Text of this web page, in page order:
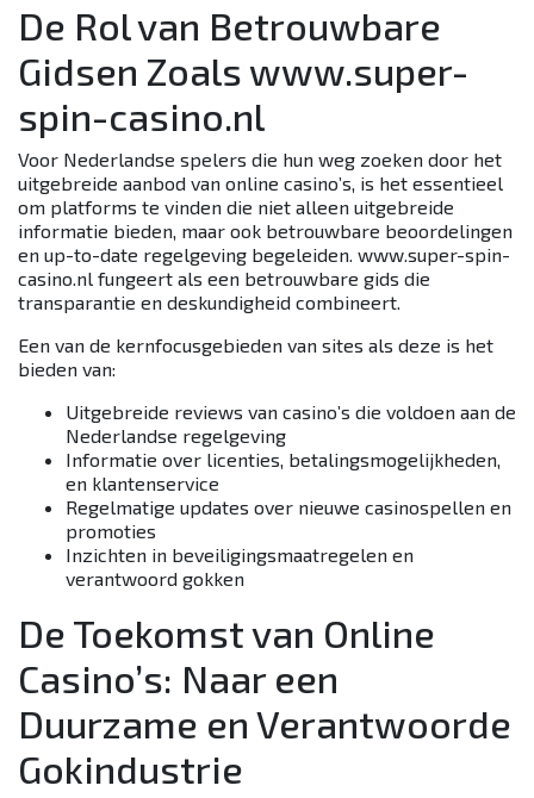
De Rol van Betrouwbare
Gidsen Zoals www.super-
spin-casino.nl
Voor Nederlandse spelers die hun weg zoeken door het
uitgebreide aanbod van online casino’s, is het essentieel
om platforms te vinden die niet alleen uitgebreide
informatie bieden, maar ook betrouwbare beoordelingen
en up-to-date regelgeving begeleiden. www.super-spin-
casino.nl fungeert als een betrouwbare gids die
transparantie en deskundigheid combineert.
Een van de kernfocusgebieden van sites als deze is het
bieden van:
Uitgebreide reviews van casino’s die voldoen aan de
Nederlandse regelgeving
Informatie over licenties, betalingsmogelijkheden,
en klantenservice
Regelmatige updates over nieuwe casinospellen en
promoties
Inzichten in beveiligingsmaatregelen en
verantwoord gokken
De Toekomst van Online
Casino’s: Naar een
Duurzame en Verantwoorde
Gokindustrie